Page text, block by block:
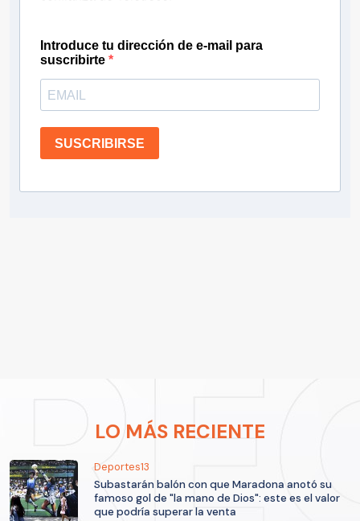
Introduce tu dirección de e-mail para
suscribirte
SUSCRIBIRSE
LO MÁS RECIENTE
Deportes13
Subastarán balón con que Maradona anotó su
famoso gol de "la mano de Dios": este es el valor
que podría superar la venta